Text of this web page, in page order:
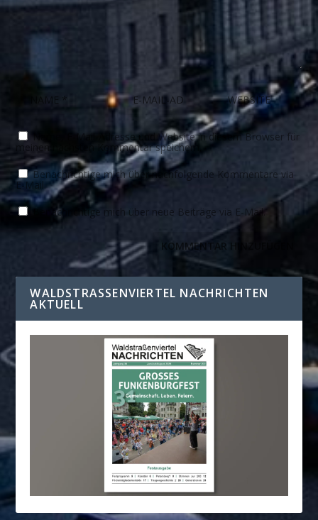
Name, E-Mail-Adresse und Website in diesem Browser für
meinen nächsten Kommentar speichern.
Benachrichtige mich über nachfolgende Kommentare via
E-Mail.
Benachrichtige mich über neue Beiträge via E-Mail.
WALDSTRASSENVIERTEL NACHRICHTEN A
KTUELL